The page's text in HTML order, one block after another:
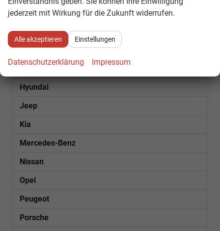
Dacia
Fiat
Ford
Hyundai
Jeep
Kia
Mercedes-Benz
Nissan
Opel
Peugeot
Porsche
jederzeit mit Wirkung für die Zukunft widerrufen.
Alle akzeptieren Einstellungen
Datenschutzerklärung Impressum